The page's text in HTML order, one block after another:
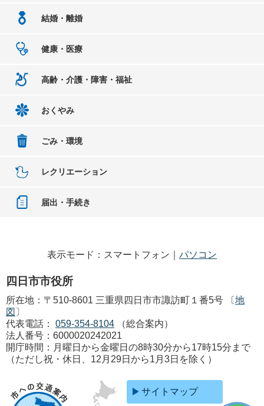
結婚・離婚
健康・医療
高齢・介護・障害・福祉
おくやみ
ごみ・環境
レクリエーション
届出・手続き
表示モード：スマートフォン｜ パソコン
四日市市役所
所在地：〒510-8601 三重県四日市市諏訪町１番5号 〔地
図 〕
代表電話：
059-354-8104
（総合案内）
法人番号：6000020242021
開庁時間：月曜日から金曜日の8時30分から17時15分まで
（ただし祝・休日、12月29日から1月3日を除く）
サイトマップ